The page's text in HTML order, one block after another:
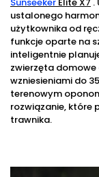
Sunseeker Elite X7 .
ustalonego
użytkownika od
funkcje oparte na
inteligentnie
zwierzęta domowe
wzniesieniami do
terenowym
rozwiązanie, które
trawnika.